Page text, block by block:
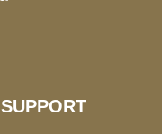
SUPPORT